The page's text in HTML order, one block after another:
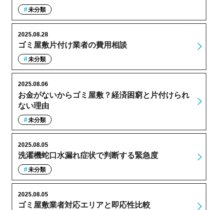
未分類
ゴミ屋敷片付け業者の費用相談
2025.08.28
未分類
お金がないからゴミ屋敷？経済困窮と片付けられ
ない理由
2025.08.06
未分類
洗濯機蛇口水漏れ症状で判断する緊急度
2025.08.05
未分類
ゴミ屋敷業者対応エリアと即応性比較
2025.08.05